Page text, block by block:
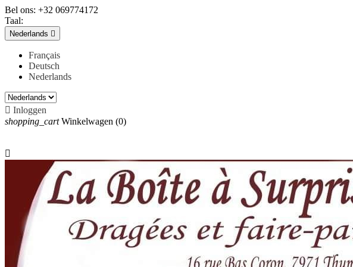
Bel ons: +32 069774172
Taal:
Nederlands 
Français
Deutsch
Nederlands
 Inloggen
shopping_cart Winkelwagen (0)
